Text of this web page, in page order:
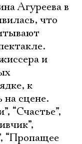
Агуреева в
что
и
к
на сцене.
“Счастье”,
“Пропащее